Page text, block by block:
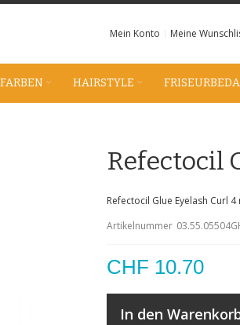
Mein Konto Meine
HAIRSTYLE
Refectocil
Refectocil Glue Eyelash Curl 4
Artikelnummer
CHF 10.70
In den